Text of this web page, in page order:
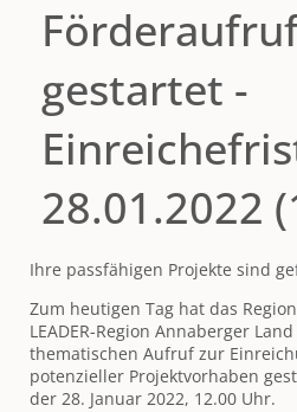
gestartet -
28.01.2022
Ihre passfähigen Projekte sind
Zum heutigen Tag hat das
LEADER-Region Annaberger
thematischen Aufruf zur
potenzieller Projektvorhaben
der 28. Januar 2022, 12.00 Uhr.